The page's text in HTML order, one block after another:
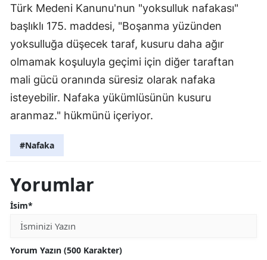
Türk Medeni Kanunu'nun "yoksulluk nafakası"
başlıklı 175. maddesi, "Boşanma yüzünden
yoksulluğa düşecek taraf, kusuru daha ağır
olmamak koşuluyla geçimi için diğer taraftan
mali gücü oranında süresiz olarak nafaka
isteyebilir. Nafaka yükümlüsünün kusuru
aranmaz." hükmünü içeriyor.
#Nafaka
Yorumlar
İsim*
Yorum Yazın (500 Karakter)